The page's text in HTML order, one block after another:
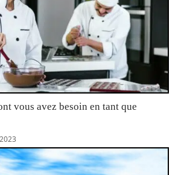
vous avez besoin en tant que